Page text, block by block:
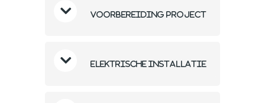
Voorbereiding project
Elektrische installatie